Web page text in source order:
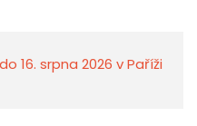
16. srpna 2026 v Paříži